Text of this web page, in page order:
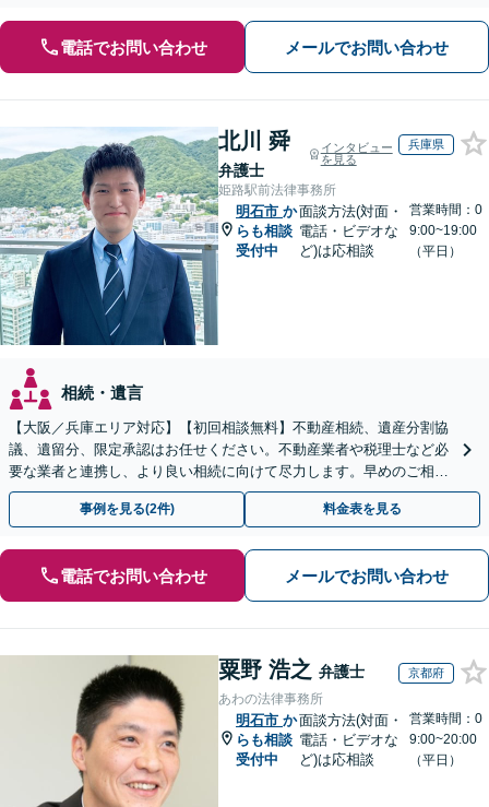
電話でお問い合わせ メールでお問い合わせ
北川 舜
弁護士
インタビュー
を見る
兵庫県
姫路駅前法律事務所
明石市 か
らも相談
受付中
面談方法(対面・
電話・ビデオな
ど)は応相談
営業時間：0
9:00~19:00
（平日）
相続・遺言
【大阪／兵庫エリア対応】【初回相談無料】不動産相続、遺産分割協
議、遺留分、限定承認はお任せください。不動産業者や税理士など必
要な業者と連携し、より良い相続に向けて尽力します。早めのご相談
が複雑化を防ぐカギとなります【休日相談可】
事例を見る(2件) 料金表を見る
電話でお問い合わせ メールでお問い合わせ
粟野 浩之 弁護士 京都府
あわの法律事務所
明石市 か
らも相談
受付中
面談方法(対面・
電話・ビデオな
ど)は応相談
営業時間：0
9:00~20:00
（平日）